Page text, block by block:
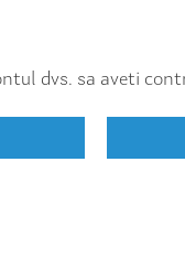
dvs. sa aveti